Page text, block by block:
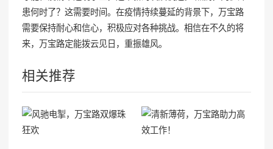
患何时了？这需要时间。在疫情持续蔓延的背景下，万宝路
需要保持耐心和信心，积极应对各种挑战。相信在不久的将
来，万宝路定能拨云见日，重振雄风。
相关推荐